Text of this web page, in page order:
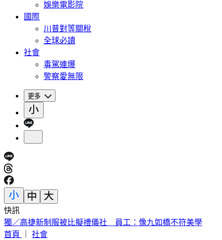
娛樂電影院
國際
川普對等關稅
全球必讀
社會
毒駕連爆
警察愛無限
更多
快訊
喉嚨痛如刀割！一票人狂咳3週「新冠、流感全陰」 醫曝：
這次病毒很毒